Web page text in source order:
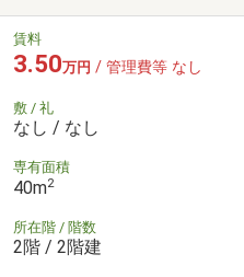
賃料
3.50万円 / 管理費等 なし
敷 / 礼
なし / なし
専有面積
40m2
所在階 / 階数
2階 / 2階建